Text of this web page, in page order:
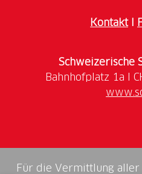
KontaktI
Schweizerische
Für die Vermittlung aller